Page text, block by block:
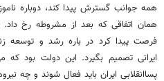
همه جوانب گسترش پیدا کند، دوباره
همان اتفاقی که بعد از مشروطه رخ
فرصت پیدا کرد در باره رشد و توسعه
ایرانی تصمیم بگیرد. این دولت بود
پساانقلابی ایران باید فعال شوند و چه